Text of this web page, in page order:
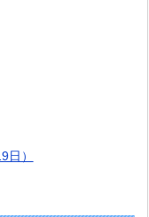
）